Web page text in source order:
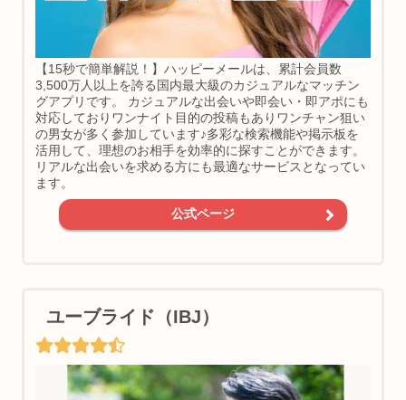
【15秒で簡単解説！】ハッピーメールは、累計会員数
3,500万人以上を誇る国内最大級のカジュアルなマッチン
グアプリです。 カジュアルな出会いや即会い・即アポにも
対応しておりワンナイト目的の投稿もありワンチャン狙い
の男女が多く参加しています♪多彩な検索機能や掲示板を
活用して、理想のお相手を効率的に探すことができます。
リアルな出会いを求める方にも最適なサービスとなってい
ます。
公式ページ
ユーブライド（IBJ）